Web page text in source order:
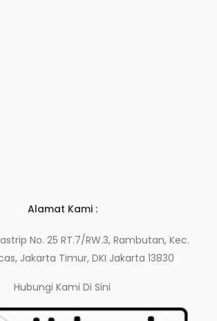
Alamat Kami :
No. 25 RT.7/RW.3, Rambutan, Kec.
Jakarta Timur, DKI Jakarta 13830
Hubungi Kami Di Sini